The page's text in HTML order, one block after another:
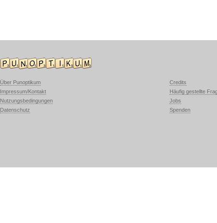
Über Punoptikum
Impressum/Kontakt
Nutzungsbedingungen
Datenschutz
Credits
Häufig gestellte
Jobs
Spenden